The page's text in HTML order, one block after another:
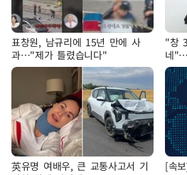
표창원, 남규리에 15년 만에 사
과…"제가 틀렸습니다"
"창
네
니
英유명 여배우, 큰 교통사고서 기
[속